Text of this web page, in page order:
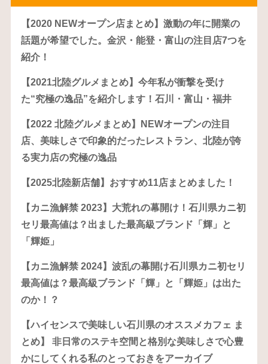
【2020 NEWオープン店まとめ】激動の年に開業の
話題が希望でした。金沢・能登・富山の注目店7つを
紹介！
【2021北陸グルメまとめ】今年私が衝撃を受け
た“究極の逸品”を紹介します！石川・富山・福井
【2022 北陸グルメまとめ】NEWオープンの注目
店、美味しさで印象的だったレストラン、北陸が誇
る実力店の究極の逸品
【2025北陸新店舗】おすすめ11店まとめました！
【カニ漁解禁 2023】大荒れの幕開け！石川県カニ初
セリ最高値は？出ました最高級ブランド「輝」と
「輝姫」
【カニ漁解禁 2024】波乱の幕開け石川県カニ初セリ
最高値は？最高級ブランド「輝」と「輝姫」は出た
のか！？
【ハイセンスで美味しい石川県のオススメカフェ ま
とめ】 非日常のステキ空間と格別な美味しさで心豊
かにしてくれる私のとっておきをアーカイブ